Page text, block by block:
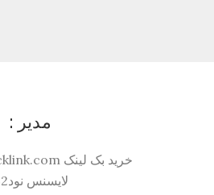
مدیر :
خرید بک لینک behtarinbacklink.com
لایسنس نود32